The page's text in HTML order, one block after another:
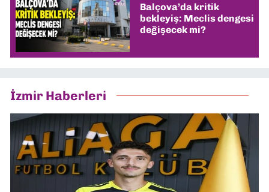
Balçova’da kritik
bekleyiş: Meclis dengesi
değişecek mi?
İzmir Haberleri